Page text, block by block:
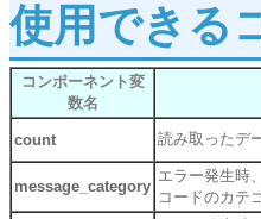
使用できる
コンポーネント変
数名
count 読み取ったデ
message_category
エラー発生時
コードのカテ